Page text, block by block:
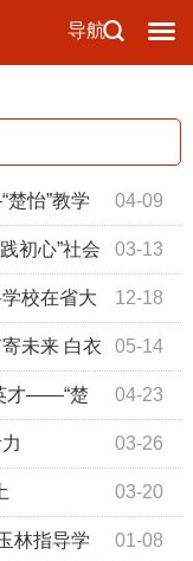
导航
04-09
怡”教学
03-13
初心”社会
12-18
校在省大
05-14
未来 白衣
04-23
才——“楚
赛一等奖 03-26
03-20
01-08
林指导学